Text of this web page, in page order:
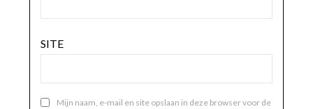
SITE
Mijn naam, e-mail en site opslaan in deze browser voor de